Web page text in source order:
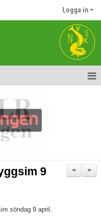
Logga in
>
<
9
söndag 9 april.